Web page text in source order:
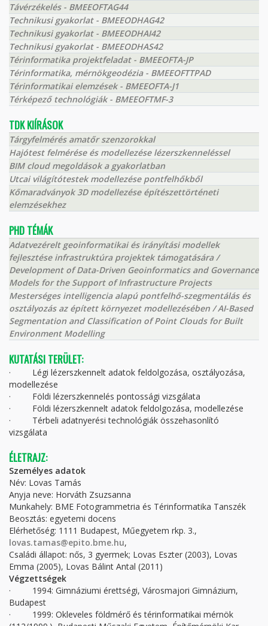
Távérzékelés - BMEEOFTAG44
Technikusi gyakorlat - BMEEODHAG42
Technikusi gyakorlat - BMEEODHAI42
Technikusi gyakorlat - BMEEODHAS42
Térinformatika projektfeladat - BMEEOFTA-JP
Térinformatika, mérnökgeodézia - BMEEOFTTPAD
Térinformatikai elemzések - BMEEOFTA-J1
Térképező technológiák - BMEEOFTMF-3
TDK KIÍRÁSOK
Tárgyfelmérés amatőr szenzorokkal
Hajótest felmérése és modellezése lézerszkenneléssel
BIM cloud megoldások a gyakorlatban
Utcai világítótestek modellezése pontfelhőkből
Kőmaradványok 3D modellezése építészettörténeti
elemzésekhez
PHD TÉMÁK
Adatvezérelt geoinformatikai és irányítási modellek
fejlesztése infrastruktúra projektek támogatására /
Development of Data-Driven Geoinformatics and Governance
Models for the Support of Infrastructure Projects
Mesterséges intelligencia alapú pontfelhő-szegmentálás és
osztályozás az épített környezet modellezésében / AI-Based
Segmentation and Classification of Point Clouds for Built
Environment Modelling
KUTATÁSI TERÜLET:
· Légi lézerszkennelt adatok feldolgozása, osztályozása,
modellezése
· Földi lézerszkennelés pontossági vizsgálata
· Földi lézerszkennelt adatok feldolgozása, modellezése
· Térbeli adatnyerési technológiák összehasonlító
vizsgálata
ÉLETRAJZ:
Személyes adatok
Név: Lovas Tamás
Anyja neve: Horváth Zsuzsanna
Munkahely: BME Fotogrammetria és Térinformatika Tanszék
Beosztás: egyetemi docens
Elérhetőség: 1111 Budapest, Műegyetem rkp. 3.,
lovas.tamas@epito.bme.hu,
Családi állapot: nős, 3 gyermek; Lovas Eszter (2003), Lovas
Emma (2005), Lovas Bálint Antal (2011)
Végzettségek
· 1994: Gimnáziumi érettségi, Városmajori Gimnázium,
Budapest
· 1999: Okleveles földmérő és térinformatikai mérnök